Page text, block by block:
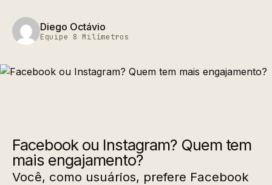
Diego Octávio
Equipe 8 Milímetros
Facebook ou Instagram? Quem tem
mais engajamento?
Você, como usuários, prefere Facebook